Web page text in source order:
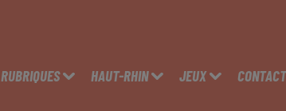
RUBRIQUES HAUT-RHIN JEUX CONTACT